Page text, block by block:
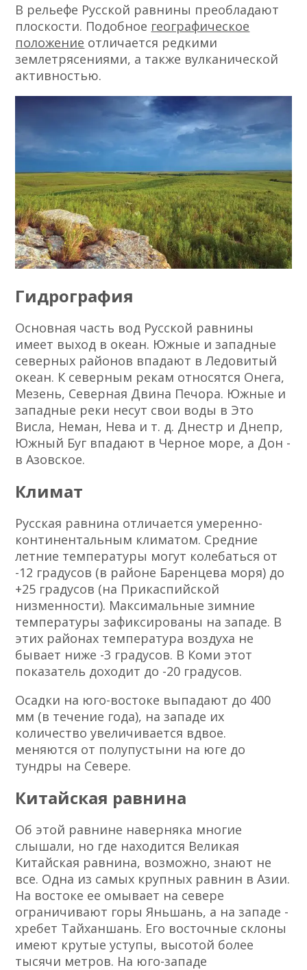
В рельефе Русской равнины преобладают
плоскости. Подобное географическое
положение отличается редкими
землетрясениями, а также вулканической
активностью.
Гидрография
Основная часть вод Русской равнины
имеет выход в океан. Южные и западные
северных районов впадают в Ледовитый
океан. К северным рекам относятся Онега,
Мезень, Северная Двина Печора. Южные и
западные реки несут свои воды в Это
Висла, Неман, Нева и т. д. Днестр и Днепр,
Южный Буг впадают в Черное море, а Дон -
в Азовское.
Климат
Русская равнина отличается умеренно-
континентальным климатом. Средние
летние температуры могут колебаться от
-12 градусов (в районе Баренцева моря) до
+25 градусов (на Прикаспийской
низменности). Максимальные зимние
температуры зафиксированы на западе. В
этих районах температура воздуха не
бывает ниже -3 градусов. В Коми этот
показатель доходит до -20 градусов.
Осадки на юго-востоке выпадают до 400
мм (в течение года), на западе их
количество увеличивается вдвое.
меняются от полупустыни на юге до
тундры на Севере.
Китайская равнина
Об этой равнине наверняка многие
слышали, но где находится Великая
Китайская равнина, возможно, знают не
все. Одна из самых крупных равнин в Азии.
На востоке ее омывает на севере
ограничивают горы Яньшань, а на западе -
хребет Тайханшань. Его восточные склоны
имеют крутые уступы, высотой более
тысячи метров. На юго-западе